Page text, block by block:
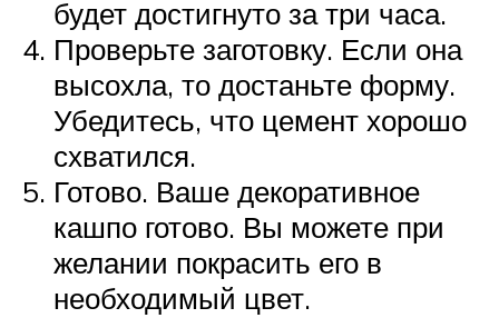
будет достигнуто за три часа.
Проверьте заготовку. Если она
высохла, то достаньте форму.
Убедитесь, что цемент хорошо
схватился.
Готово. Ваше декоративное
кашпо готово. Вы можете при
желании покрасить его в
необходимый цвет.